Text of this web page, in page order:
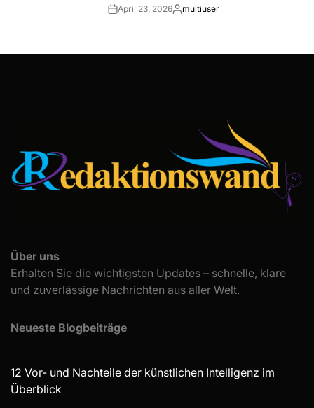
PostApril 23, 2026By:multiuser
Über uns
Erhalten Sie die wichtigsten Updates – schnelle, klare
und zuverlässige Nachrichten aus aller Welt.
Neueste Blogbeiträge
12 Vor- und Nachteile der künstlichen Intelligenz im
Überblick